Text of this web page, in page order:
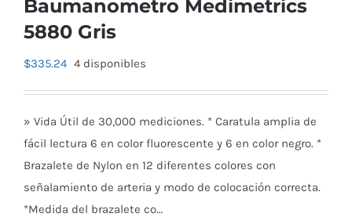
Baumanometro Medimetrics
5880 Gris
$335.24 4 disponibles
» Vida Útil de 30,000 mediciones. * Caratula amplia de
fácil lectura 6 en color fluorescente y 6 en color negro. *
Brazalete de Nylon en 12 diferentes colores con
señalamiento de arteria y modo de colocación correcta.
*Medida del brazalete co…